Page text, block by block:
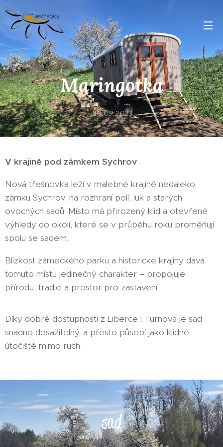
Maringotka
20.09.2021
V krajině pod zámkem Sychrov
Nová třešnovka leží v malebné krajině nedaleko
zámku Sychrov, na rozhraní polí, luk a starých
ovocných sadů. Místo má přirozený klid a otevřené
výhledy do okolí, které se v průběhu roku proměňují
spolu se sadem.
Blízkost zámeckého parku a historické krajiny dává
tomuto místu jedinečný charakter – propojuje
přírodu, tradici a prostor pro zastavení.
Díky dobré dostupnosti z Liberce i Turnova je sad
snadno dosažitelný, a přesto působí jako klidné
útočiště mimo ruch.
sad